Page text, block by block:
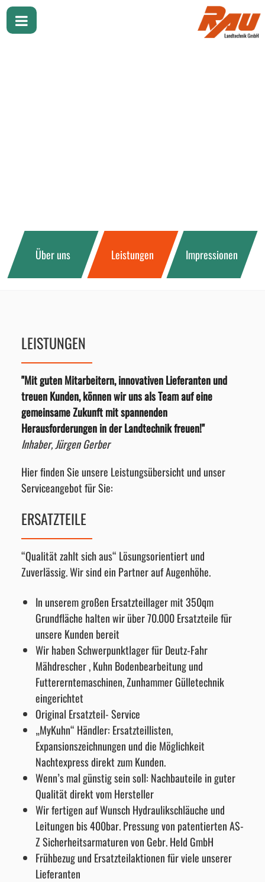
Über uns Leistungen Impressionen
LEISTUNGEN
"Mit guten Mitarbeitern, innovativen Lieferanten und
treuen Kunden, können wir uns als Team auf eine
gemeinsame Zukunft mit spannenden
Herausforderungen in der Landtechnik freuen!"
Inhaber, Jürgen Gerber
Hier finden Sie unsere Leistungsübersicht und unser
Serviceangebot für Sie:
ERSATZTEILE
“Qualität zahlt sich aus“ Lösungsorientiert und
Zuverlässig. Wir sind ein Partner auf Augenhöhe.
In unserem großen Ersatzteillager mit 350qm
Grundfläche halten wir über 70.000 Ersatzteile für
unsere Kunden bereit
Wir haben Schwerpunktlager für Deutz-Fahr
Mähdrescher , Kuhn Bodenbearbeitung und
Futtererntemaschinen, Zunhammer Gülletechnik
eingerichtet
Original Ersatzteil- Service
„MyKuhn“ Händler: Ersatzteillisten,
Expansionszeichnungen und die Möglichkeit
Nachtexpress direkt zum Kunden.
Wenn’s mal günstig sein soll: Nachbauteile in guter
Qualität direkt vom Hersteller
Wir fertigen auf Wunsch Hydraulikschläuche und
Leitungen bis 400bar. Pressung von patentierten AS-
Z Sicherheitsarmaturen von Gebr. Held GmbH
Frühbezug und Ersatzteilaktionen für viele unserer
Lieferanten